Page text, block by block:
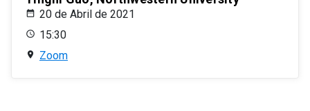
20 de Abril de 2021
15:30
Zoom